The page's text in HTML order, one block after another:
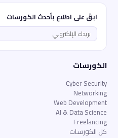
ابقَ على اطلاع بأحدث الكورسات
الكورسات
Cyber Security
Networking
Web Development
AI & Data Science
Freelancing
كل الكورسات